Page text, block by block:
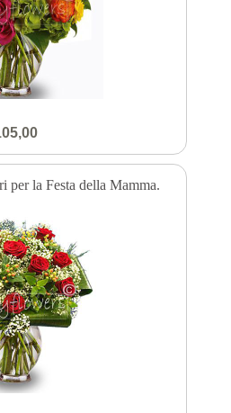
per la Festa della Mamma.